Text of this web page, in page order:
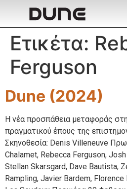
Ετικέτα:
Ferguson
Dune (2024)
Η νέα προσπάθεια μεταφοράς
πραγματικού έπους της
Σκηνοθεσία: Denis Villeneuve
Chalamet, Rebecca Ferguson,
Stellan Skarsgard, Dave Bautista,
Rampling, Javier Bardem,